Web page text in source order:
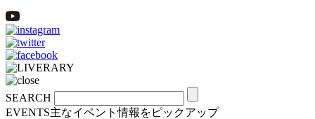
SEARCH
EVENTS主なイベント情報をピックアップ